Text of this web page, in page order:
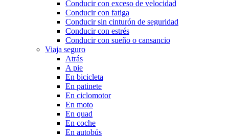
Conducir con exceso de velocidad
Conducir con fatiga
Conducir sin cinturón de seguridad
Conducir con estrés
Conducir con sueño o cansancio
Viaja seguro
Atrás
A pie
En bicicleta
En patinete
En ciclomotor
En moto
En quad
En coche
En autobús